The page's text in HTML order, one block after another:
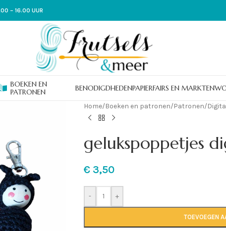
– 16.00 UUR
BOEKEN EN
PATRONEN
BENODIGDHEDENPAPIERFAIRS EN MARKTEN
Home/Boeken en patronen/Patronen/
gelukspoppetjes
€3,50
- +
TOEVOEGEN